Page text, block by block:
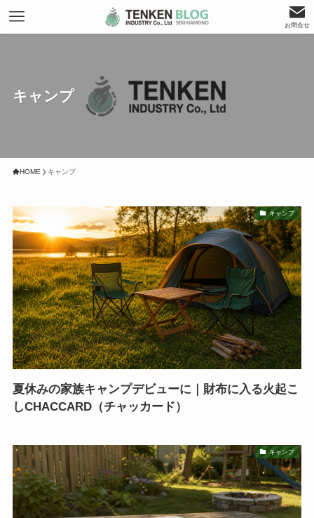
お問合せ
キャンプ
HOME キャンプ
キャンプ
夏休みの家族キャンプデビューに｜財布に入る火起こ
しCHACCARD（チャッカード）
キャンプ